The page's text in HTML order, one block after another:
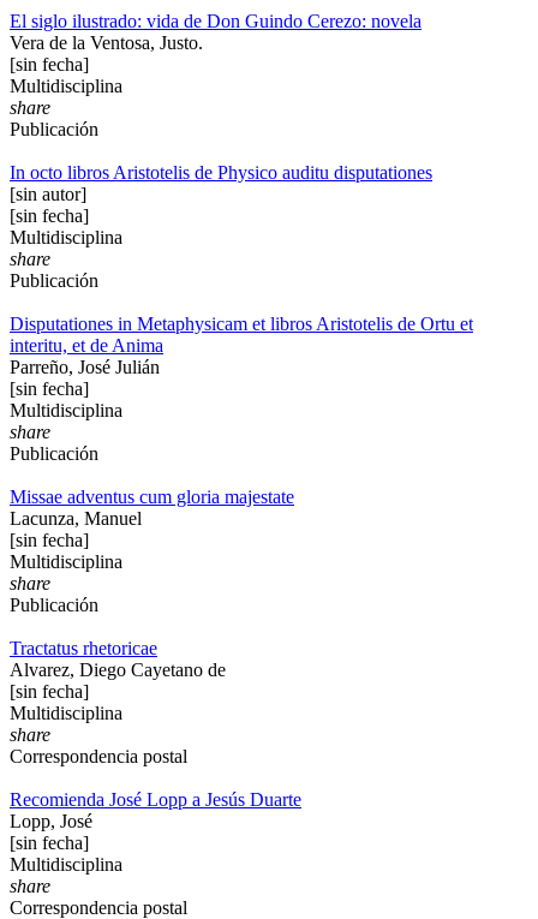
El siglo ilustrado: vida de Don Guindo Cerezo: novela
Vera de la Ventosa, Justo.
[sin fecha]
Multidisciplina
share
Publicación
In octo libros Aristotelis de Physico auditu disputationes
[sin autor]
[sin fecha]
Multidisciplina
share
Publicación
Disputationes in Metaphysicam et libros Aristotelis de Ortu et
interitu, et de Anima
Parreño, José Julián
[sin fecha]
Multidisciplina
share
Publicación
Missae adventus cum gloria majestate
Lacunza, Manuel
[sin fecha]
Multidisciplina
share
Publicación
Tractatus rhetoricae
Alvarez, Diego Cayetano de
[sin fecha]
Multidisciplina
share
Correspondencia postal
Recomienda José Lopp a Jesús Duarte
Lopp, José
[sin fecha]
Multidisciplina
share
Correspondencia postal